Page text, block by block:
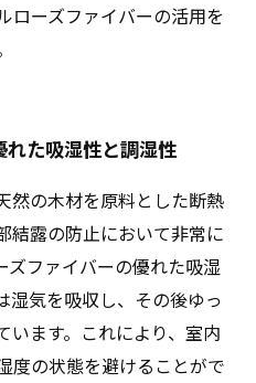
ローズファイバーの活用を
た吸湿性と調湿性
然の木材を原料とした断熱
結露の防止において非常に
ズファイバーの優れた吸湿
湿気を吸収し、その後ゆっ
います。これにより、室内
度の状態を避けることがで